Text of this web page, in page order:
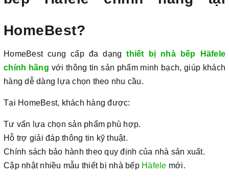
HomeBest?
HomeBest cung cấp đa dạngthiết bị nhà bếp Häfele
chính hãng với thông tin sản phẩm minh bạch, giúp khách
hàng dễ dàng lựa chọn theo nhu cầu.
Tại HomeBest, khách hàng được:
Tư vấn lựa chọn sản phẩm phù hợp.
Hỗ trợ giải đáp thông tin kỹ thuật.
Chính sách bảo hành theo quy định của nhà sản xuất.
Cập nhật nhiều mẫu thiết bị nhà bếp Häfele mới.